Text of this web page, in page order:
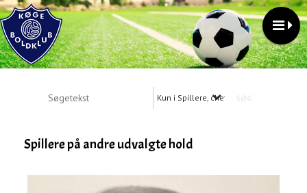
Kun i Spillere, cheftrænere, holdledere
Spillere på andre udvalgte hold